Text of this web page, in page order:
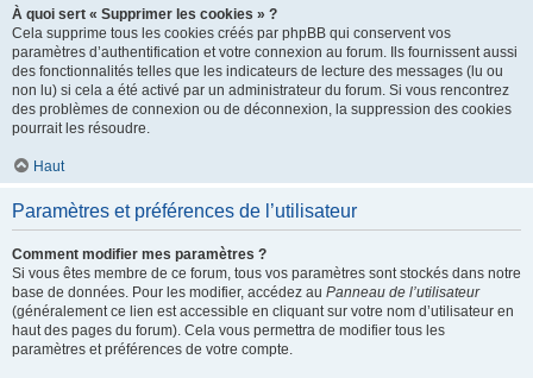
À quoi sert « Supprimer les cookies » ?
Cela supprime tous les cookies créés par phpBB qui conservent vos
paramètres d’authentification et votre connexion au forum. Ils fournissent aussi
des fonctionnalités telles que les indicateurs de lecture des messages (lu ou
non lu) si cela a été activé par un administrateur du forum. Si vous rencontrez
des problèmes de connexion ou de déconnexion, la suppression des cookies
pourrait les résoudre.
Haut
Paramètres et préférences de l’utilisateur
Comment modifier mes paramètres ?
Si vous êtes membre de ce forum, tous vos paramètres sont stockés dans notre
base de données. Pour les modifier, accédez au Panneau de l’utilisateur
(généralement ce lien est accessible en cliquant sur votre nom d’utilisateur en
haut des pages du forum). Cela vous permettra de modifier tous les
paramètres et préférences de votre compte.